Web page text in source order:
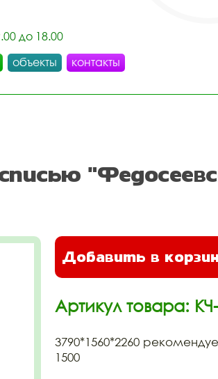
до 18.00
объекты контакты
Добавить в
Артикул товара:
3790*1560*2260
1500